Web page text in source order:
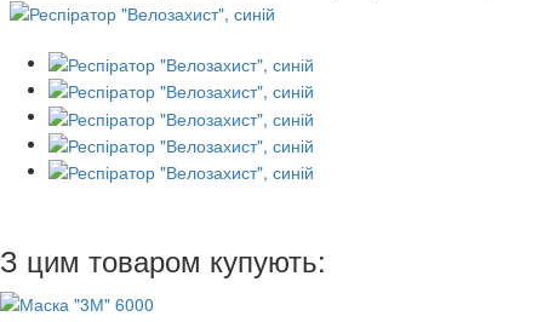
З цим товаром купують: